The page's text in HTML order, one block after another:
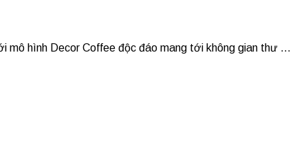
mô hình Decor Coffee độc đáo mang tới không gian thư ...